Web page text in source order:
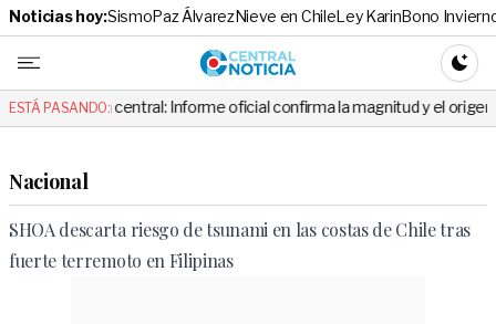
Noticias hoy:SismoPaz ÁlvarezNieve en ChileLey KarinBono
Central
ESTÁ PASANDO:
central: Informe oficial confirma la magnitud y el origen del temblor
Nacional
SHOA descarta riesgo de tsunami en las costas de Chile tras
fuerte terremoto en Filipinas